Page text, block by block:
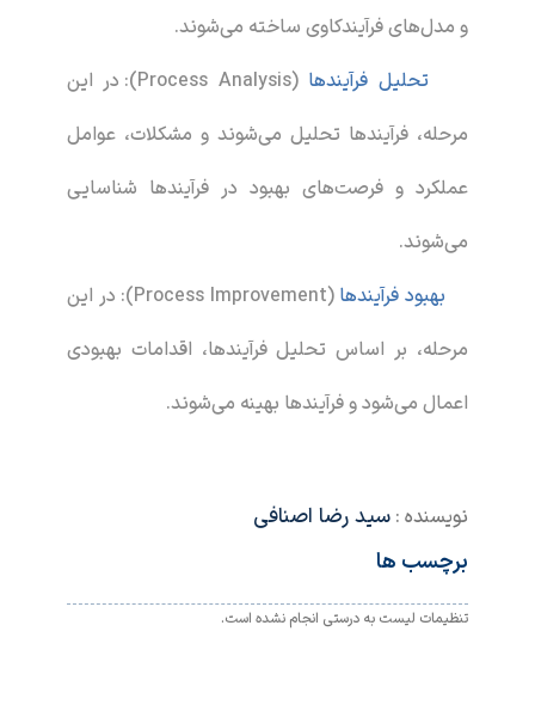
و مدل‌های فرآیندکاوی ساخته می‌شوند.
تحلیل فرآیندها
(Process Analysis): در این
مرحله، فرآیندها تحلیل می‌شوند و مشکلات، عوامل
عملکرد و فرصت‌های بهبود در فرآیندها شناسایی
می‌شوند.
بهبود فرآیندها
(Process Improvement): در این
مرحله، بر اساس تحلیل فرآیندها، اقدامات بهبودی
اعمال می‌شود و فرآیندها بهینه می‌شوند.
نویسنده : سید رضا اصنافی
برچسب ها
تنظیمات لیست به درستی انجام نشده است.